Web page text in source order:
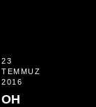
23
TEMMUZ
2016
OH